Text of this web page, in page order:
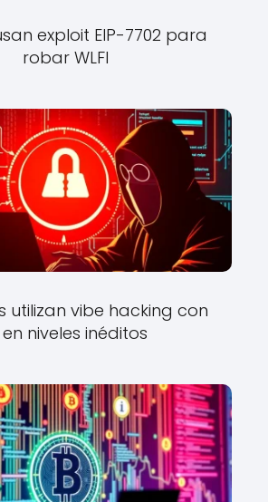
exploit EIP-7702 para
robar WLFI
utilizan vibe hacking con
en niveles inéditos